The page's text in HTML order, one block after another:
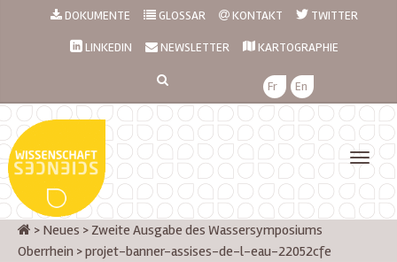
DOKUMENTE GLOSSAR KONTAKT TWITTER
LINKEDIN NEWSLETTER KARTOGRAPHIE
Fr En
> Neues > Zweite Ausgabe des Wassersymposiums
Oberrhein >projet-banner-assises-de-l-eau-22052cfe